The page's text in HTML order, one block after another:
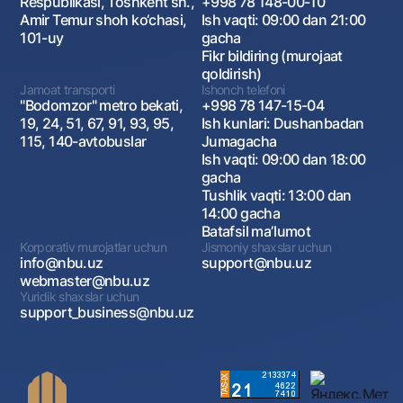
Amir Temur shoh ko‘chasi,
101-uy
Ish vaqti: 09:00 dan 21:00
gacha
Fikr bildiring (murojaat
qoldirish)
Jamoat transporti
"Bodomzor" metro bekati,
19, 24, 51, 67, 91, 93, 95,
115, 140-avtobuslar
Ishonch telefoni
+998 78 147-15-04
Ish kunlari: Dushanbadan
Jumagacha
Ish vaqti: 09:00 dan 18:00
gacha
Tushlik vaqti: 13:00 dan
14:00 gacha
Batafsil maʼlumot
Korporativ murojatlar uchun
info@nbu.uz
webmaster@nbu.uz
Jismoniy shaxslar uchun
support@nbu.uz
Yuridik shaxslar uchun
support_business@nbu.uz